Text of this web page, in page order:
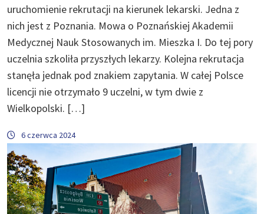
uruchomienie rekrutacji na kierunek lekarski. Jedna z
nich jest z Poznania. Mowa o Poznańskiej Akademii
Medycznej Nauk Stosowanych im. Mieszka I. Do tej pory
uczelnia szkoliła przyszłych lekarzy. Kolejna rekrutacja
stanęła jednak pod znakiem zapytania. W całej Polsce
licencji nie otrzymało 9 uczelni, w tym dwie z
Wielkopolski. […]
6 czerwca 2024